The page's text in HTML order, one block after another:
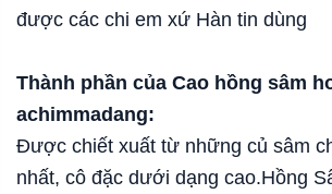
được các chi em xứ Hàn tin dùng
Thành phần của Cao hồng sâm
achimmadang:
Được chiết xuất từ những củ sâm
nhất, cô đặc dưới dạng cao.Hồng